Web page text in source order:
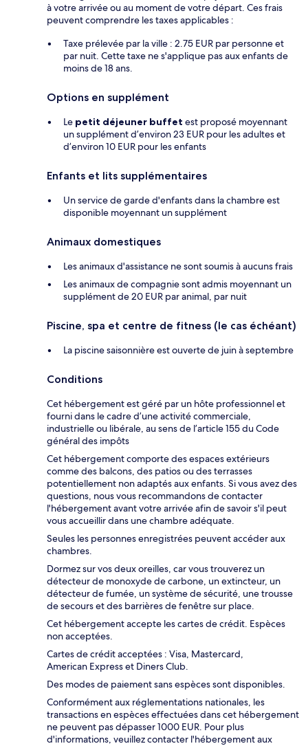
à votre arrivée ou au moment de votre départ. Ces frais
peuvent comprendre les taxes applicables :
Taxe prélevée par la ville : 2.75 EUR par personne et
par nuit. Cette taxe ne s'applique pas aux enfants de
moins de 18 ans.
Options en supplément
Le petit déjeuner buffet est proposé moyennant
un supplément d’environ 23 EUR pour les adultes et
d’environ 10 EUR pour les enfants
Enfants et lits supplémentaires
Un service de garde d'enfants dans la chambre est
disponible moyennant un supplément
Animaux domestiques
Les animaux d'assistance ne sont soumis à aucuns frais
Les animaux de compagnie sont admis moyennant un
supplément de 20 EUR par animal, par nuit
Piscine, spa et centre de fitness (le cas échéant)
La piscine saisonnière est ouverte de juin à septembre
Conditions
Cet hébergement est géré par un hôte professionnel et
fourni dans le cadre d’une activité commerciale,
industrielle ou libérale, au sens de l’article 155 du Code
général des impôts
Cet hébergement comporte des espaces extérieurs
comme des balcons, des patios ou des terrasses
potentiellement non adaptés aux enfants. Si vous avez des
questions, nous vous recommandons de contacter
l'hébergement avant votre arrivée afin de savoir s'il peut
vous accueillir dans une chambre adéquate.
Seules les personnes enregistrées peuvent accéder aux
chambres.
Dormez sur vos deux oreilles, car vous trouverez un
détecteur de monoxyde de carbone, un extincteur, un
détecteur de fumée, un système de sécurité, une trousse
de secours et des barrières de fenêtre sur place.
Cet hébergement accepte les cartes de crédit. Espèces
non acceptées.
Cartes de crédit acceptées : Visa, Mastercard,
American Express et Diners Club.
Des modes de paiement sans espèces sont disponibles.
Conformément aux réglementations nationales, les
transactions en espèces effectuées dans cet hébergement
ne peuvent pas dépasser 1000 EUR. Pour plus
d'informations, veuillez contacter l'hébergement aux